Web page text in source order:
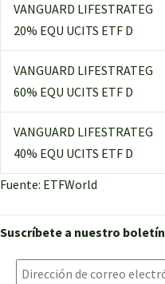
VANGUARD LIFESTRATEG
20% EQU UCITS ETF D
VANGUARD LIFESTRATEG
60% EQU UCITS ETF D
VANGUARD LIFESTRATEG
40% EQU UCITS ETF D
Fuente: ETFWorld
Suscríbete a nuestro boletín